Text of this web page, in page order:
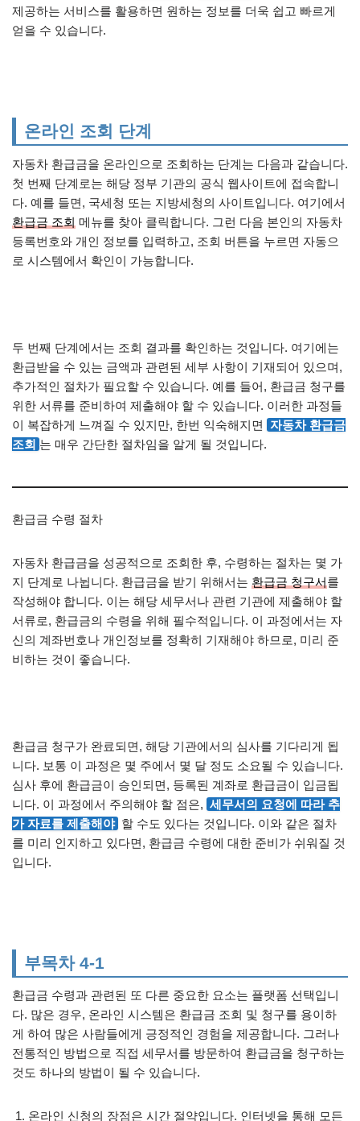
제공하는 서비스를 활용하면 원하는 정보를 더욱 쉽고 빠르게
얻을 수 있습니다.
온라인 조회 단계
자동차 환급금을 온라인으로 조회하는 단계는 다음과 같습니다.
첫 번째 단계로는 해당 정부 기관의 공식 웹사이트에 접속합니
다. 예를 들면, 국세청 또는 지방세청의 사이트입니다. 여기에서
환급금 조회 메뉴를 찾아 클릭합니다. 그런 다음 본인의 자동차
등록번호와 개인 정보를 입력하고, 조회 버튼을 누르면 자동으
로 시스템에서 확인이 가능합니다.
두 번째 단계에서는 조회 결과를 확인하는 것입니다. 여기에는
환급받을 수 있는 금액과 관련된 세부 사항이 기재되어 있으며,
추가적인 절차가 필요할 수 있습니다. 예를 들어, 환급금 청구를
위한 서류를 준비하여 제출해야 할 수 있습니다. 이러한 과정들
이 복잡하게 느껴질 수 있지만, 한번 익숙해지면 자동차 환급금
조회 는 매우 간단한 절차임을 알게 될 것입니다.
환급금 수령 절차
자동차 환급금을 성공적으로 조회한 후, 수령하는 절차는 몇 가
지 단계로 나뉩니다. 환급금을 받기 위해서는 환급금 청구서를
작성해야 합니다. 이는 해당 세무서나 관련 기관에 제출해야 할
서류로, 환급금의 수령을 위해 필수적입니다. 이 과정에서는 자
신의 계좌번호나 개인정보를 정확히 기재해야 하므로, 미리 준
비하는 것이 좋습니다.
환급금 청구가 완료되면, 해당 기관에서의 심사를 기다리게 됩
니다. 보통 이 과정은 몇 주에서 몇 달 정도 소요될 수 있습니다.
심사 후에 환급금이 승인되면, 등록된 계좌로 환급금이 입금됩
니다. 이 과정에서 주의해야 할 점은, 세무서의 요청에 따라 추
가 자료를 제출해야 할 수도 있다는 것입니다. 이와 같은 절차
를 미리 인지하고 있다면, 환급금 수령에 대한 준비가 쉬워질 것
입니다.
부목차 4-1
환급금 수령과 관련된 또 다른 중요한 요소는 플랫폼 선택입니
다. 많은 경우, 온라인 시스템은 환급금 조회 및 청구를 용이하
게 하여 많은 사람들에게 긍정적인 경험을 제공합니다. 그러나
전통적인 방법으로 직접 세무서를 방문하여 환급금을 청구하는
것도 하나의 방법이 될 수 있습니다.
온라인 신청의 장점은 시간 절약입니다. 인터넷을 통해 모든